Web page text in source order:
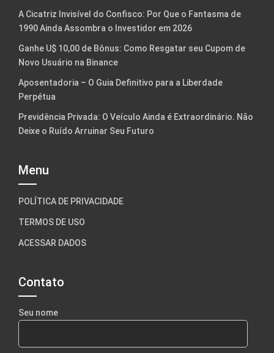
A Cicatriz Invisível do Confisco: Por Que o Fantasma de
1990 Ainda Assombra o Investidor em 2026
Ganhe U$ 10,00 de Bônus: Como Resgatar seu Cupom de
Novo Usuário na Binance
Aposentadoria – O Guia Definitivo para a Liberdade
Perpétua
Previdência Privada: O Veículo Ainda é Extraordinário. Não
Deixe o Ruído Arruinar Seu Futuro
Menu
POLÍTICA DE PRIVACIDADE
TERMOS DE USO
ACESSAR DADOS
Contato
Seu nome